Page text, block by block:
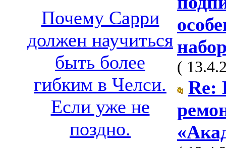
Почему Сарри
должен научиться
быть более
гибким в Челси.
Если уже не
поздно.
(
Re: